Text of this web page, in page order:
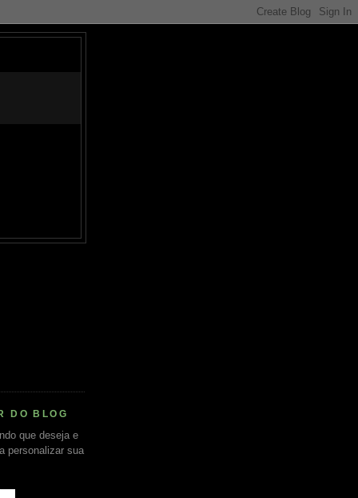
DO BLOG
que deseja e
personalizar sua